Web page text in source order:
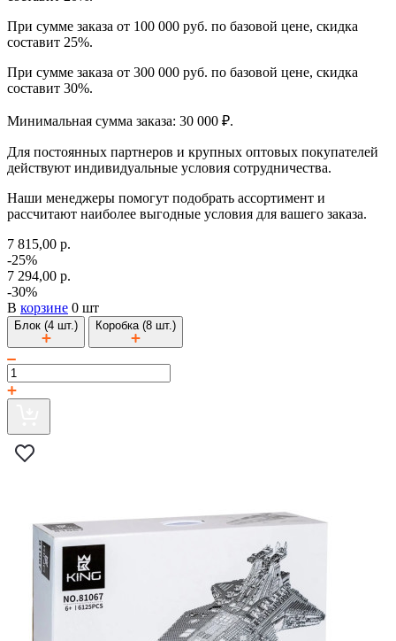
При сумме заказа от 100 000 руб. по базовой цене, скидка
составит 25%.
При сумме заказа от 300 000 руб. по базовой цене, скидка
составит 30%.
Минимальная сумма заказа: 30 000 ₽.
Для постоянных партнеров и крупных оптовых покупателей
действуют индивидуальные условия сотрудничества.
Наши менеджеры помогут подобрать ассортимент и
рассчитают наиболее выгодные условия для вашего заказа.
7 815,00 р.
-25%
7 294,00 р.
-30%
В корзине 0 шт
Блок (4 шт.) Коробка (8 шт.)